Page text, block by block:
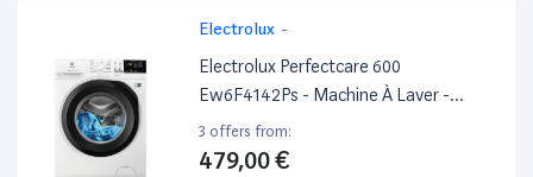
Electrolux -
Electrolux Perfectcare 600
Ew6F4142Ps - Machine À Laver -
Largeur : 60 Cm - Profondeur : 66 Cm -
Hauteur : 85 Cm - Chargement Frontal
3 offers from:
479,00 €